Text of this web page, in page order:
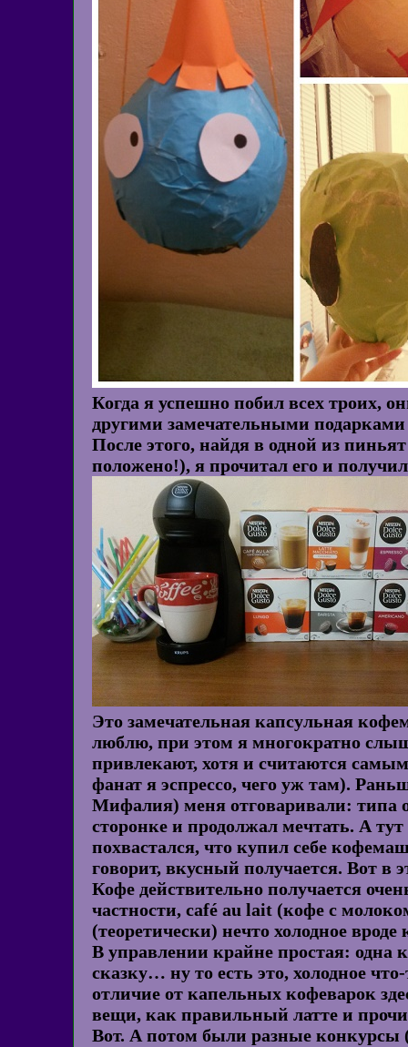
Когда я успешно побил всех троих,
другими замечательными
После этого, найдя в одной из
положено!), я прочитал его и
Это замечательная капсульная
люблю, при этом я многократно
привлекают, хотя и считаются
фанат я эспрессо, чего уж там).
Мифалия) меня отговаривали: типа
сторонке и продолжал мечтать. А
похвастался, что купил себе
говорит, вкусный получается. Вот в
Кофе действительно получается
частности, café au lait (кофе с
(теоретически) нечто холодное
В управлении крайне простая:
сказку… ну то есть это, холодное
отличие от капельных кофеварок
вещи, как правильный латте и
Вот. А потом были разные конкурсы